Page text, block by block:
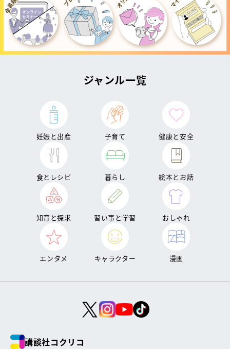
ジャンル一覧
妊娠と出産 子育て 健康と安全
食とレシピ 暮らし 絵本とお話
知育と探求 習い事と学習 おしゃれ
エンタメ キャラクター 漫画
講談社コクリコ